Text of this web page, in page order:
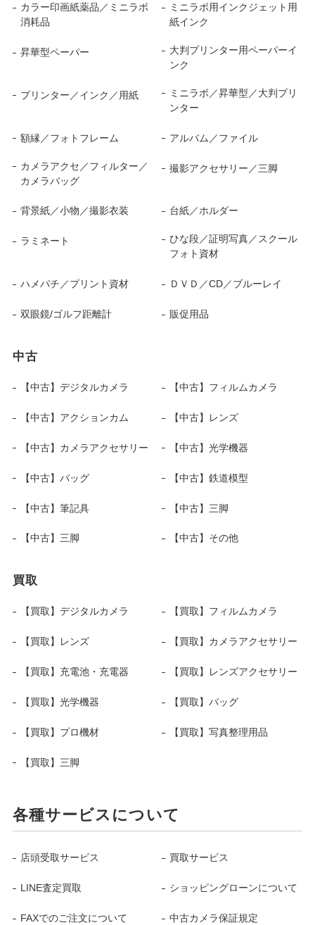
カラー印画紙薬品／ミニラボ
消耗品
ミニラボ用インクジェット用
紙インク
昇華型ペーパー
大判プリンター用ペーパーイ
ンク
プリンター／インク／用紙
ミニラボ／昇華型／大判プリ
ンター
額縁／フォトフレーム アルバム／ファイル
カメラアクセ／フィルター／
カメラバッグ
撮影アクセサリー／三脚
背景紙／小物／撮影衣装 台紙／ホルダー
ラミネート
ひな段／証明写真／スクール
フォト資材
ハメパチ／プリント資材 ＤＶＤ／CD／ブルーレイ
双眼鏡/ゴルフ距離計 販促用品
中古
【中古】デジタルカメラ 【中古】フィルムカメラ
【中古】アクションカム 【中古】レンズ
【中古】カメラアクセサリー 【中古】光学機器
【中古】バッグ 【中古】鉄道模型
【中古】筆記具 【中古】三脚
【中古】三脚 【中古】その他
買取
【買取】デジタルカメラ 【買取】フィルムカメラ
【買取】レンズ 【買取】カメラアクセサリー
【買取】充電池・充電器 【買取】レンズアクセサリー
【買取】光学機器 【買取】バッグ
【買取】プロ機材 【買取】写真整理用品
【買取】三脚
各種サービスについて
店頭受取サービス 買取サービス
LINE査定買取 ショッピングローンについて
FAXでのご注文について 中古カメラ保証規定